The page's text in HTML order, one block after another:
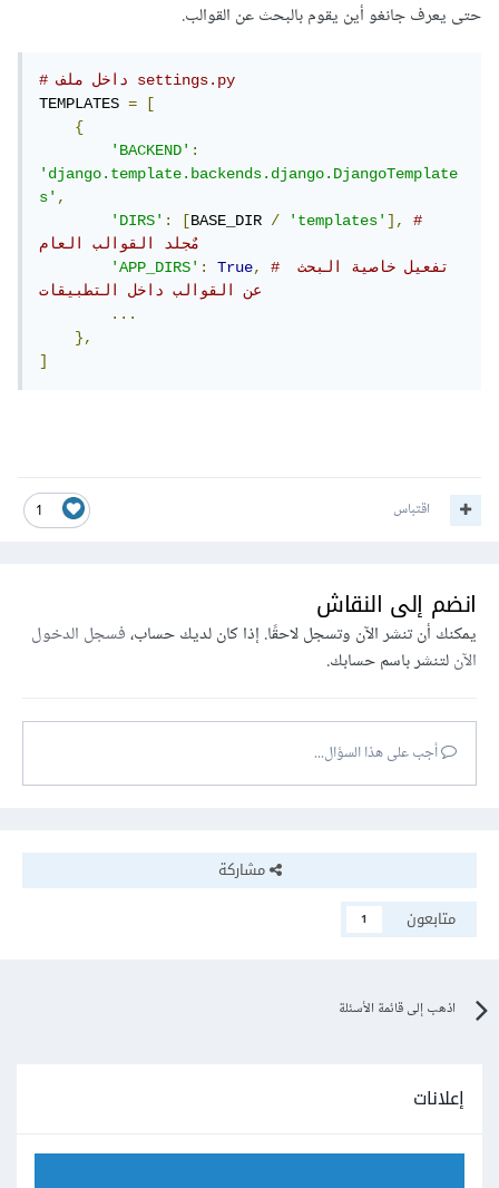
حتى يعرف جانغو أين يقوم بالبحث عن القوالب.
# داخل ملف settings.py
TEMPLATES =
[
{
'BACKEND':
'django.template.backends.django.DjangoTemplate
s',
'DIRS': [BASE_DIR / 'templates'],
#
مٌجلد القوالب العام
'APP_DIRS': True,
# تفعيل خاصية البحث
عن القوالب داخل التطبيقات
...
},
]
1 اقتباس
انضم إلى النقاش
يمكنك أن تنشر الآن وتسجل لاحقًا. إذا كان لديك حساب،فسجل الدخول
الآنلتنشر باسم حسابك.
أجب على هذا السؤال...
مشاركة
متابعون
1
اذهب إلى قائمة الأسئلة
إعلانات